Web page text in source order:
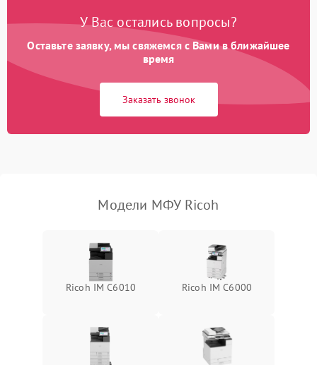
У Вас остались вопросы?
Оставьте заявку, мы свяжемся с Вами в ближайшее
время
Заказать звонок
Модели МФУ Ricoh
Ricoh IM C6010 Ricoh IM C6000